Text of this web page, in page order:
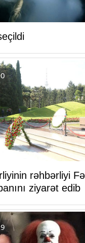
rəhbərliyi
ziyarət edib